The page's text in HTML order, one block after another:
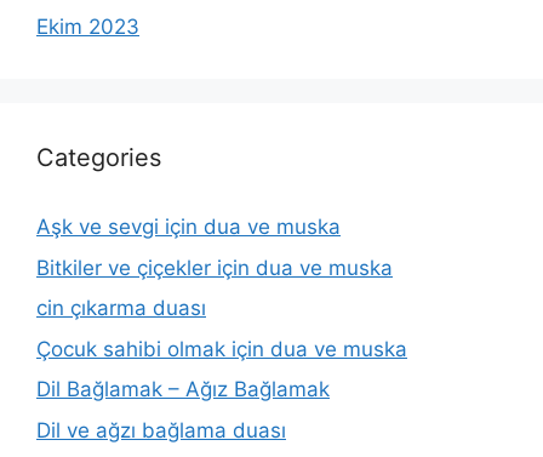
Ekim 2023
Categories
Aşk ve sevgi için dua ve muska
Bitkiler ve çiçekler için dua ve muska
cin çıkarma duası
Çocuk sahibi olmak için dua ve muska
Dil Bağlamak – Ağız Bağlamak
Dil ve ağzı bağlama duası